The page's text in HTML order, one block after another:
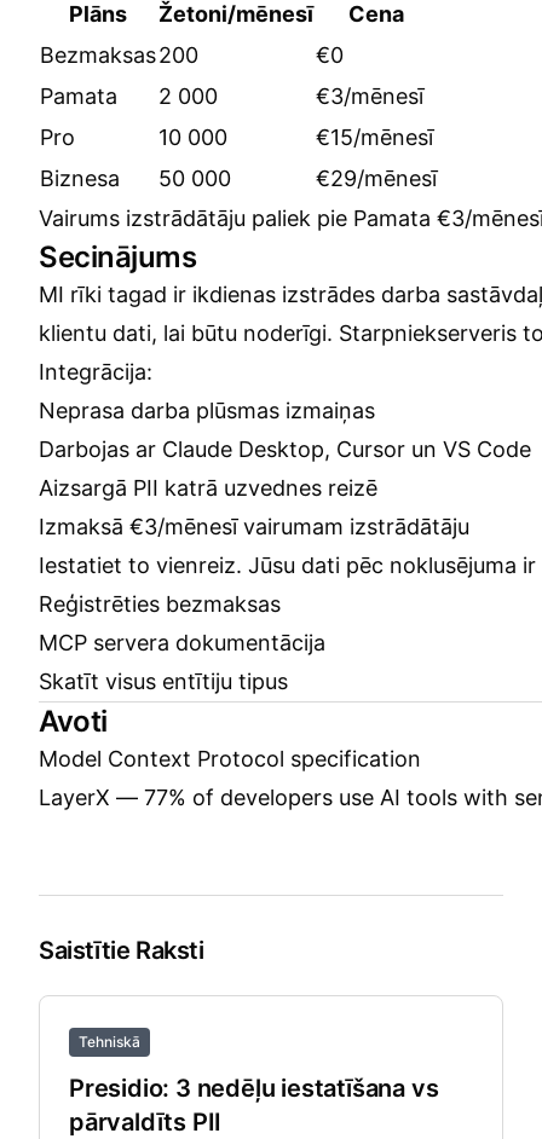
Plāns
Žetoni/mēnesī
Cena
Bezmaksas200
€0
Pamata
2 000
€3/mēnesī
Pro
10 000
€15/mēnesī
Biznesa
50 000
€29/mēnesī
Vairums izstrādātāju paliek pie Pamata €3/
Secinājums
MI rīki tagad ir ikdienas izstrādes darba
klientu dati, lai būtu noderīgi. Starpniekserveris
Integrācija:
Neprasa darba plūsmas izmaiņas
Darbojas ar Claude Desktop, Cursor un VS Code
Aizsargā PII katrā uzvednes reizē
Izmaksā €3/mēnesī vairumam izstrādātāju
Iestatiet to vienreiz. Jūsu dati pēc noklusējuma
Reģistrēties bezmaksas
MCP servera dokumentācija
Skatīt visus entītiju tipus
Avoti
Model Context Protocol specification
LayerX — 77% of developers use AI tools with
Saistītie Raksti
Tehniskā
Presidio: 3 nedēļu iestatīšana vs
pārvaldīts PII